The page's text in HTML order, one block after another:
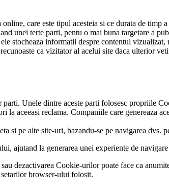
care este tipul acesteia si ce durata de
unei terte parti, pentu o mai buna targetare a
stocheaza informatii despre contentul
ca vizitator al acelui site daca ulterior
Unele dintre aceste parti folosesc propriile
la aceeasi reclama. Companiile care genereaza
si pe alte site-uri, bazandu-se pe navigarea dvs.
ajutand la generarea unei experiente de
dezactivarea Cookie-urilor poate face ca
browser-ului folosit.